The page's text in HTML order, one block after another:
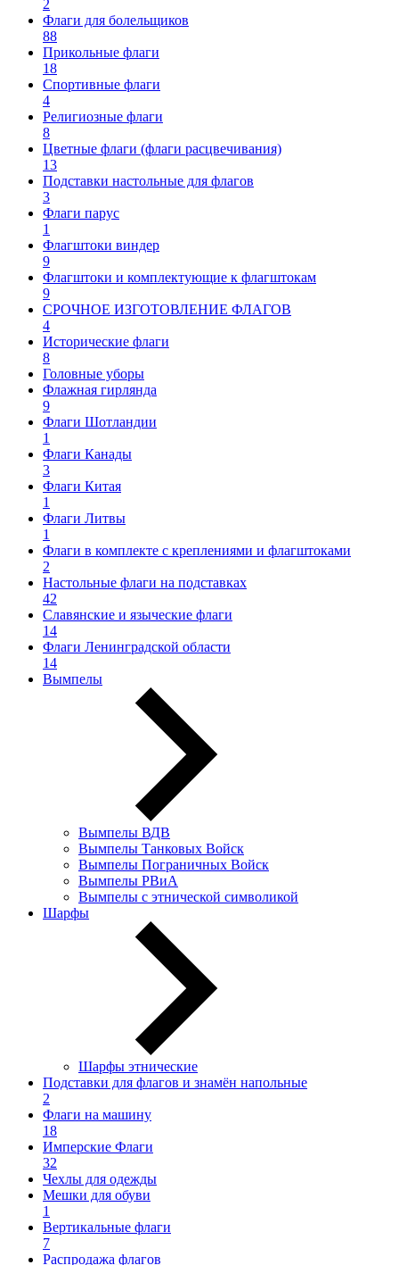
2
Флаги для болельщиков
88
Прикольные флаги
18
Спортивные флаги
4
Религиозные флаги
8
Цветные флаги (флаги расцвечивания)
13
Подставки настольные для флагов
3
Флаги парус
1
Флагштоки виндер
9
Флагштоки и комплектующие к флагштокам
9
СРОЧНОЕ ИЗГОТОВЛЕНИЕ ФЛАГОВ
4
Исторические флаги
8
Головные уборы
Флажная гирлянда
9
Флаги Шотландии
1
Флаги Канады
3
Флаги Китая
1
Флаги Литвы
1
Флаги в комплекте с креплениями и флагштоками
2
Настольные флаги на подставках
42
Славянские и языческие флаги
14
Флаги Ленинградской области
14
Вымпелы
Вымпелы ВДВ
Вымпелы Танковых Войск
Вымпелы Пограничных Войск
Вымпелы РВиА
Вымпелы с этнической символикой
Шарфы
Шарфы этнические
Подставки для флагов и знамён напольные
2
Флаги на машину
18
Имперские Флаги
32
Чехлы для одежды
Мешки для обуви
1
Вертикальные флаги
7
Распродажа флагов